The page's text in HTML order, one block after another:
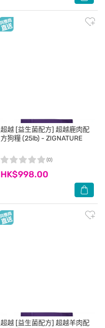
超越 [益生菌配方] 超越鹿肉配
方狗糧 (25lb) - ZIGNATURE
HK$998.00
(0)
超越 [益生菌配方] 超越羊肉配